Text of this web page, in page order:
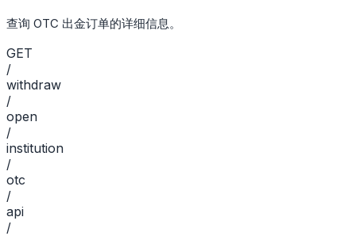
查询 OTC 出金订单的详细信息。
GET
/
withdraw
/
open
/
institution
/
otc
/
api
/